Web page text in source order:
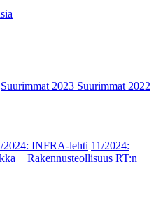
Suurimmat 2023 Suurimmat 2022
2024: INFRA-lehti 11/2024:
− Rakennusteollisuus RT:n